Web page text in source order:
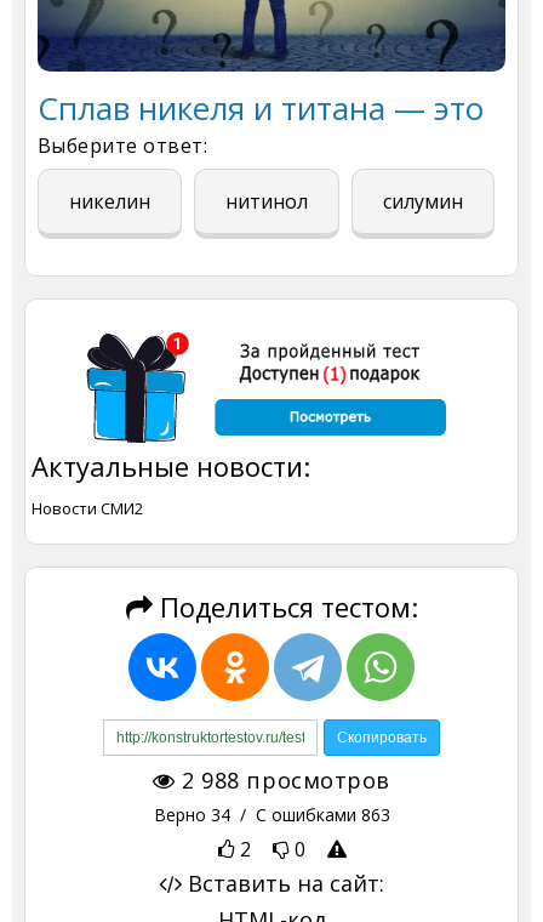
Сплав никеля и титана — это
Выберите ответ:
никелин нитинол силумин
Актуальные новости:
Новости СМИ2
Поделиться тестом:
2 988 просмотров
Верно 34/ С ошибками 863
2 0
Вставить на сайт: